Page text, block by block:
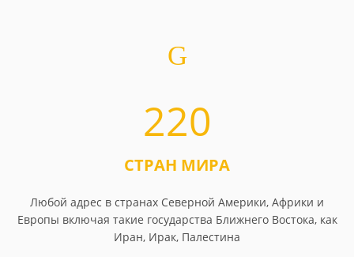
220
СТРАН МИРА
Любой адрес в странах Северной Америки, Африки и
Европы включая такие государства Ближнего Востока, как
Иран, Ирак, Палестина